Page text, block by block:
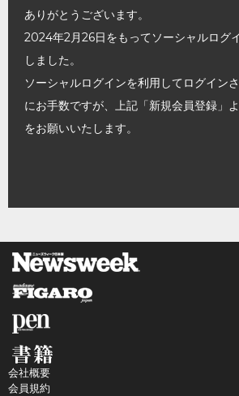
ありがとうございます。
2024年2月26日をもってソーシャルログ
しました。
ソーシャルログインを利用してログイン
にお手数ですが、上記「新規会員登録」
をお願いいたします。
会社概要
会員規約